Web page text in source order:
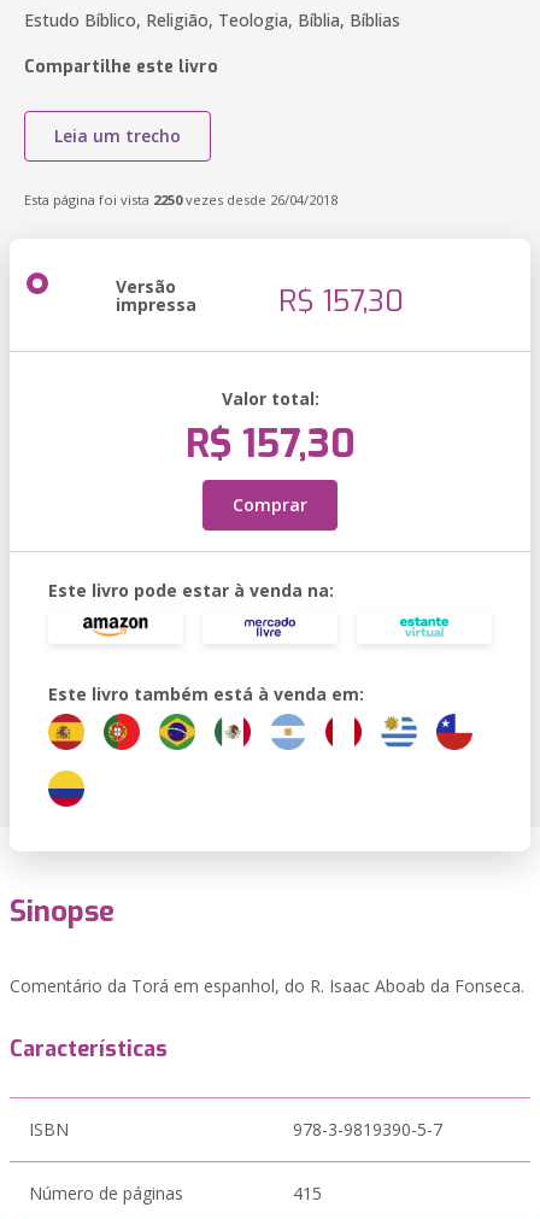
Estudo Bíblico, Religião, Teologia, Bíblia, Bíblias
Compartilhe este livro
Leia um trecho
Esta página foi vista 2250vezes desde 26/04/2018
Versão
impressa R$ 157,30
Valor total:
R$ 157,30
Comprar
Este livro pode estar à venda na:
Este livro também está à venda em:
Sinopse
Comentário da Torá em espanhol, do R. Isaac Aboab da Fonseca.
Características
ISBN 978-3-9819390-5-7
Número de páginas 415